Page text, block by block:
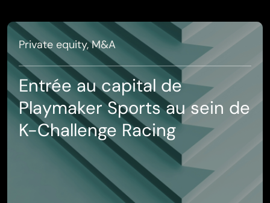
Private equity, M&A
Entrée au capital de
Playmaker Sports au sein de
K-Challenge Racing